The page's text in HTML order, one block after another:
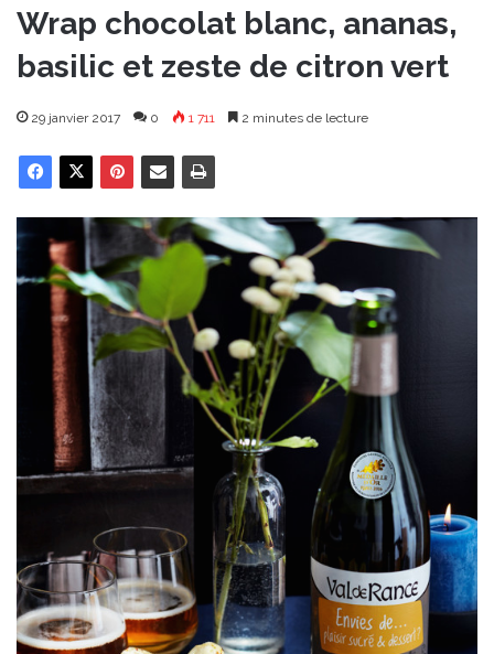
Wrap chocolat blanc, ananas,
basilic et zeste de citron vert
29 janvier 2017 0 1 711 2 minutes de lecture